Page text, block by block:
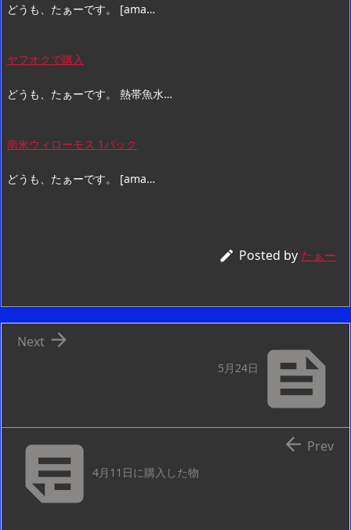
どうも、たぁーです。 [ama…
ヤフオクで購入
どうも、たぁーです。 熱帯魚水…
南米ウィローモス 1パック
どうも、たぁーです。 [ama…
 Posted by たぁー

5月24日

Next
4月11日に購入した物
 Prev